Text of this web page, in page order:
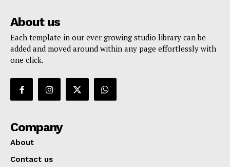
About us
Each template in our ever growing studio library can be
added and moved around within any page effortlessly with
one click.
Company
About
Contact us